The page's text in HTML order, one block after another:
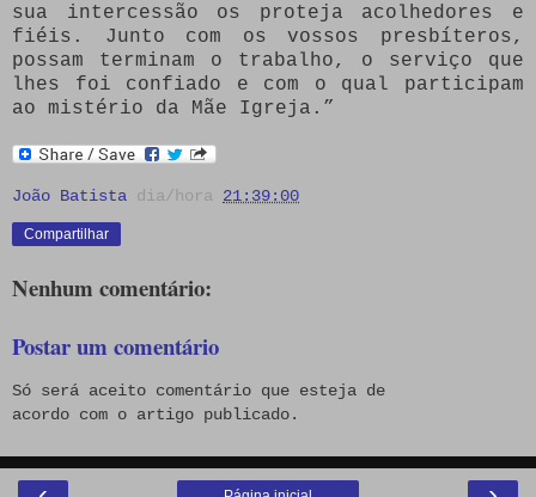
sua intercessão os proteja acolhedores e
fiéis. Junto com os vossos presbíteros,
possam terminam o trabalho, o serviço que
lhes foi confiado e com o qual participam
ao mistério da Mãe Igreja.”
João Batista dia/hora 21:39:00
Compartilhar
Nenhum comentário:
Postar um comentário
Só será aceito comentário que esteja de
acordo com o artigo publicado.